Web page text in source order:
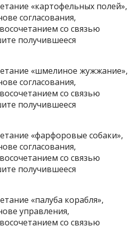
«картофельных полей»,
согласования,
со связью
получившееся
«шмелиное жужжание»,
согласования,
со связью
получившееся
«фарфоровые собаки»,
согласования,
со связью
получившееся
«палуба корабля»,
управления,
со связью